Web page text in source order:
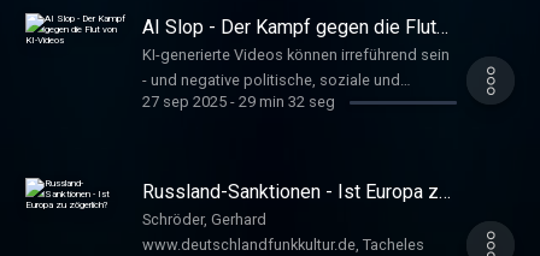
Nils Kumkar. Hoffmeister, Anna
www.deutschlandfunkkultur.de, Tacheles
AI Slop - Der Kampf gegen die Flut
von KI-Videos
KI-generierte Videos können irreführend sein
- und negative politische, soziale und
wirtschaftliche Folgen haben. Die Plattformen
Spielkamp, Geschäftsführer der NGO
www.deutschlandfunkkultur.de, Tacheles
27 sep 2025- 29 min 32 seg
Russland-Sanktionen - Ist Europa zu
zögerlich?
Schröder, Gerhard
www.deutschlandfunkkultur.de, Tacheles